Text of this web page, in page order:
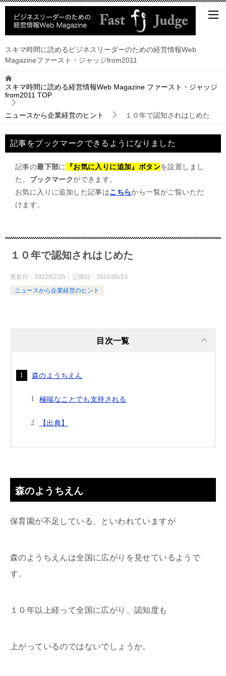
スキマ時間に読めるビジネスリーダーのための経営情報Web
Magazineファースト・ジャッジfrom2011
スキマ時間に読める経営情報Web Magazine ファースト・ジャッジ
from2011 TOP
ニュースから企業経営のヒント １０年で認知されはじめた
記事をブックマークできるようになりました
記事の最下部に 『お気に入りに追加』ボタンを設置しまし
た。 ブックマークができます。
お気に入りに追加した記事はこちらから一覧がご覧いただ
けます。
１０年で認知されはじめた
更新日： 2022/02/25 公開日： 2016/06/13
ニュースから企業経営のヒント
目次一覧
森のようちえん
極端なことでも支持される
【出典】
森のようちえん
保育園が不足している、といわれていますが
森のようちえんは全国に広がりを見せているようで
す。
１０年以上経って全国に広がり、認知度も
上がっているのではないでしょうか。